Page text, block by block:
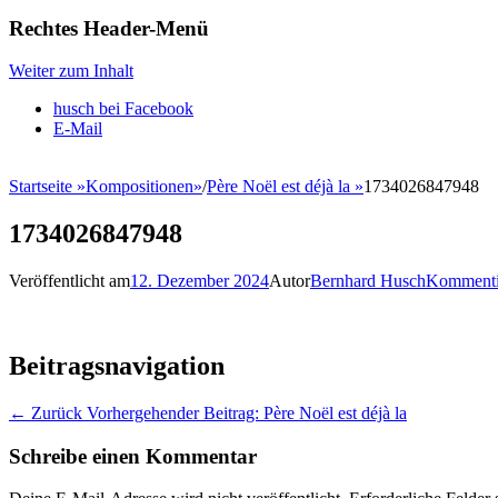
Rechtes Header-Menü
Weiter zum Inhalt
husch bei Facebook
E-Mail
Startseite »Kompositionen»/Père Noël est déjà la »1734026847948
1734026847948
Veröffentlicht am12. Dezember 2024AutorBernhard Husch
Beitragsnavigation
← Zurück Vorhergehender Beitrag: Père Noël est déjà la
Schreibe einen Kommentar